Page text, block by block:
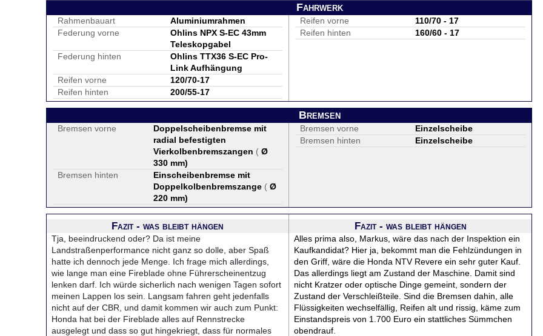
Fahrwerk
Rahmenbauart
Aluminiumrahmen
Federung vorne
Ohlins NPX S-EC 43mm
Teleskopgabel
Federung hinten
Ohlins TTX36 S-EC Pro-
Link Aufhängung
Reifen vorne
120/70-17
Reifen hinten
200/55-17
Reifen vorne
110/70 - 17
Reifen hinten
160/60 - 17
Bremsen
Bremsen vorne
Doppelscheibenbremse mit
radial befestigten
Vierkolbenbremszangen ( Ø
330 mm)
Bremsen hinten
Einscheibenbremse mit
Doppelkolbenbremszange ( Ø
220 mm)
Bremsen vorne
Einzelscheibe
Bremsen hinten
Einzelscheibe
Fazit - was bleibt hängen
Tja, beeindruckend oder? Da ist meine
Landstraßenperformance nicht ganz so dolle, aber Spaß
hatte ich dennoch jede Menge. Ich frage mich allerdings,
wie lange man eine Fireblade ohne Führerscheinentzug
lenken darf. Ich würde sicherlich nach wenigen Tagen sofort
meinen Lappen los sein. Langsam fahren geht jedenfalls
nicht auf der CBR, und damit kommen wir auch zum Punkt:
Honda hat bei der Fireblade alles auf Rennstrecke
ausgelegt und dass so gut hingekriegt, dass für normales
Fazit - was bleibt hängen
Alles prima also, Markus, wäre das nach der Inspektion ein
Kaufkandidat? Hier ja, bekommt man die Fehlzündungen in
den Griff, wäre die Honda NTV Revere ein sehr guter Kauf.
Das allerdings liegt am Zustand der Maschine. Damit sind
nicht Kratzer oder optische Dinge gemeint, sondern der
Zustand der Verschleißteile. Sind die Bremsen dahin, alle
Flüssigkeiten wechselfällig, Reifen alt und rissig, käme zum
Einstandspreis von 1.700 Euro ein stattliches Sümmchen
obendrauf.